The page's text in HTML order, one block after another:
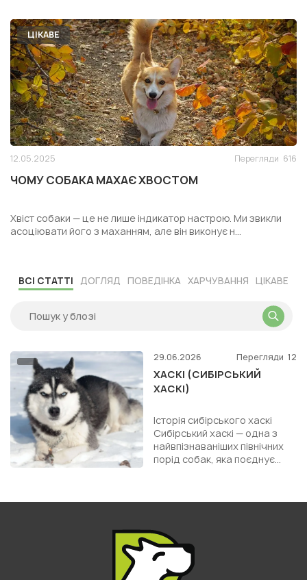
ЦІКАВЕ
12.05.2025 Перегляди 616
ЧОМУ СОБАКА МАХАЄ ХВОСТОМ
Хвіст собаки — це не лише індикатор настрою. Ми звикли
асоціювати його з маханням, але він виконує н...
ВСІ СТАТТІ ДОГЛЯД ПОВЕДІНКА ХАРЧУВАННЯ ЦІКАВЕ
29.06.2026 Перегляди 12
ХАСКІ (СИБІРСЬКИЙ
ХАСКІ)
Історія сибірського хаскі
Сибірський хаскі — одна з
найвпізнаваніших північних
порід собак, яка поєднує